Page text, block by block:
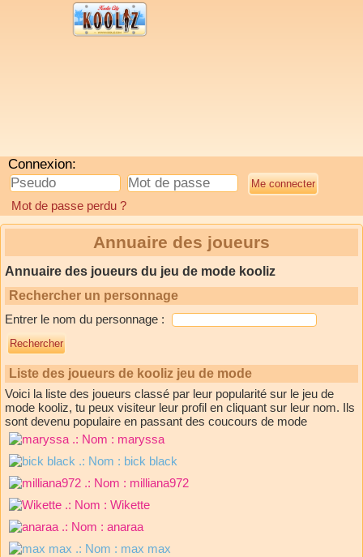
Connexion:
Mot de passe perdu ?
Annuaire des joueurs
Annuaire des joueurs du jeu de mode kooliz
Rechercher un personnage
Entrer le nom du personnage :
Liste des joueurs de kooliz jeu de mode
Voici la liste des joueurs classé par leur popularité sur le jeu de
mode kooliz, tu peux visiteur leur profil en cliquant sur leur nom. Ils
sont devenu populaire en passant des coucours de mode
.: Nom : maryssa
.: Nom : bick black
.: Nom : milliana972
.: Nom : Wikette
.: Nom : anaraa
.: Nom : max max